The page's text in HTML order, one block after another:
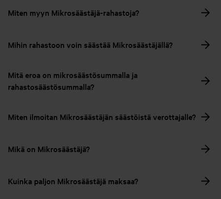
Miten myyn Mikrosäästäjä-rahastoja?
Mihin rahastoon voin säästää Mikrosäästäjällä?
Mitä eroa on mikrosäästösummalla ja
rahastosäästösummalla?
Miten ilmoitan Mikrosäästäjän säästöistä verottajalle?
Mikä on Mikrosäästäjä?
Kuinka paljon Mikrosäästäjä maksaa?